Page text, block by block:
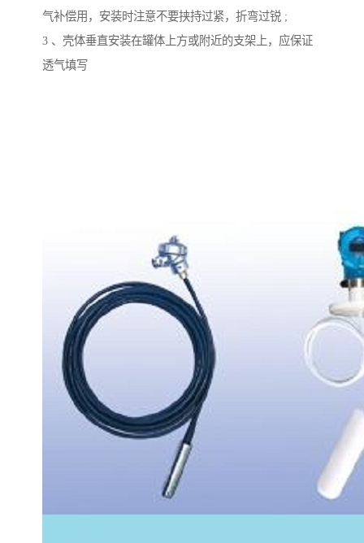
气补偿用，安装时注意不要挟持过紧，折弯过锐 ;
3 、壳体垂直安装在罐体上方或附近的支架上，应保证
透气填写